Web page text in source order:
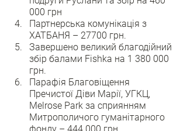
000 грн
Партнерська комунікація з
ХАТБАНЯ – 27700 грн.
Завершено великий благодійний
збір балами Fishka на 1 380 000
грн.
Парафія Благовіщення
Пречистої Діви Марії, УГКЦ,
Melrose Park за сприянням
Митрополичого гуманітарного